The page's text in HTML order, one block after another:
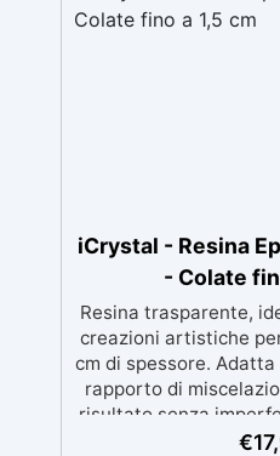
iCrystal - Resina
- Colate
Resina trasparente,
creazioni artistiche
cm di spessore.
rapporto di
risultato senza
per colate senza
€